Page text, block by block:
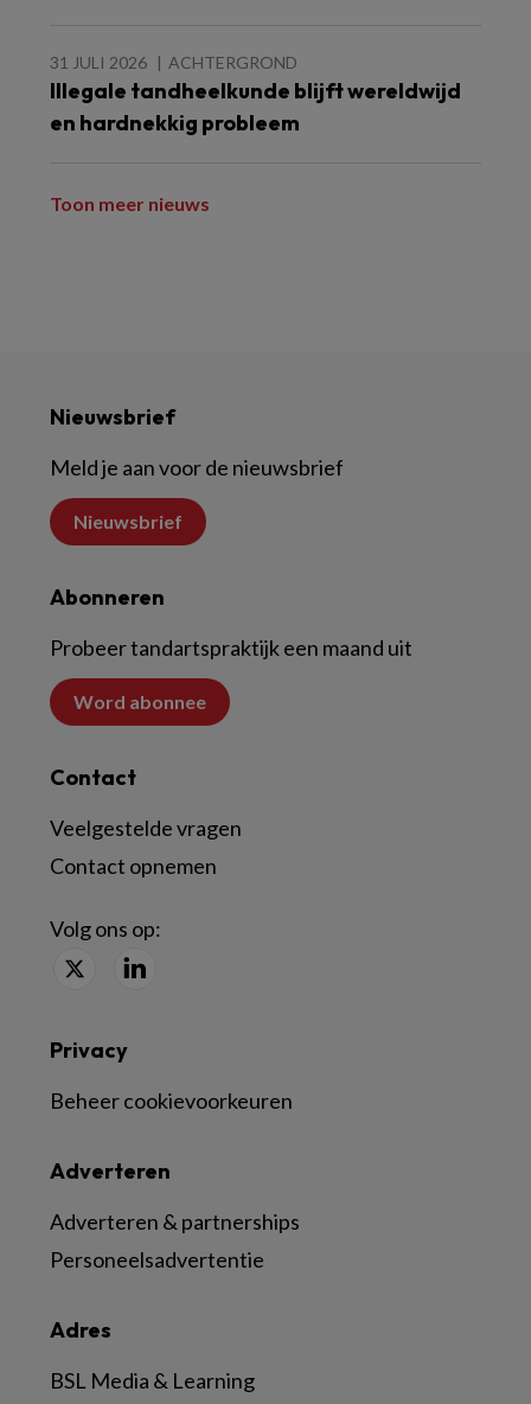
31 JULI 2026 ACHTERGROND
Illegale tandheelkunde blijft wereldwijd
en hardnekkig probleem
Toon meer nieuws
Nieuwsbrief
Meld je aan voor de nieuwsbrief
Nieuwsbrief
Abonneren
Probeer tandartspraktijk een maand uit
Word abonnee
Contact
Veelgestelde vragen
Contact opnemen
Volg ons op:
Adres
BSL Media & Learning
Adverteren
Adverteren & partnerships
Personeelsadvertentie
Privacy
Beheer cookievoorkeuren